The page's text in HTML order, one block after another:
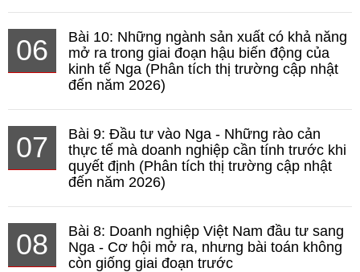
06
Bài 10: Những ngành sản xuất có khả năng
mở ra trong giai đoạn hậu biến động của
kinh tế Nga (Phân tích thị trường cập nhật
đến năm 2026)
07
Bài 9: Đầu tư vào Nga - Những rào cản
thực tế mà doanh nghiệp cần tính trước khi
quyết định (Phân tích thị trường cập nhật
đến năm 2026)
08
Bài 8: Doanh nghiệp Việt Nam đầu tư sang
Nga - Cơ hội mở ra, nhưng bài toán không
còn giống giai đoạn trước